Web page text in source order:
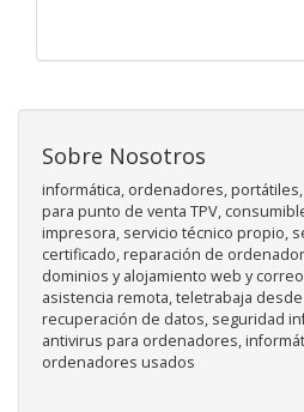
Sobre Nosotros
informática, ordenadores,
para punto de venta TPV,
impresora, servicio técnico propio,
certificado, reparación de
dominios y alojamiento web y
asistencia remota, teletrabaja
recuperación de datos, seguridad
antivirus para ordenadores,
ordenadores usados